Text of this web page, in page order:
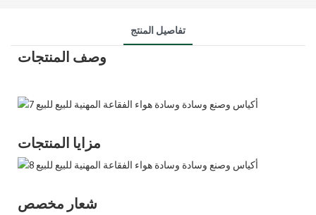
تفاصيل المنتج
وصف المنتجات
مزايا المنتجات
شعار مخصص